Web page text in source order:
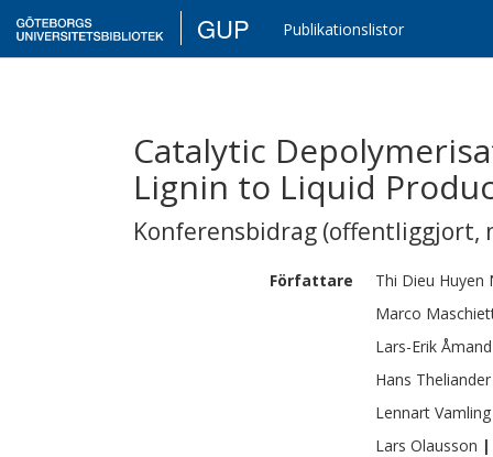
GUP Publikationslistor
Catalytic
Lignin to Liquid
Konferensbidrag (offentliggjort,
Författare Thi Dieu Huyen
Marco
Lars-Erik Åmand
Hans Theliander
Lennart Vamling
Lars Olausson |